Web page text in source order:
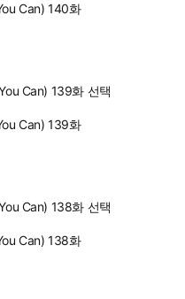
Can) 140화
Can) 139화 선택
Can) 139화
Can) 138화 선택
Can) 138화